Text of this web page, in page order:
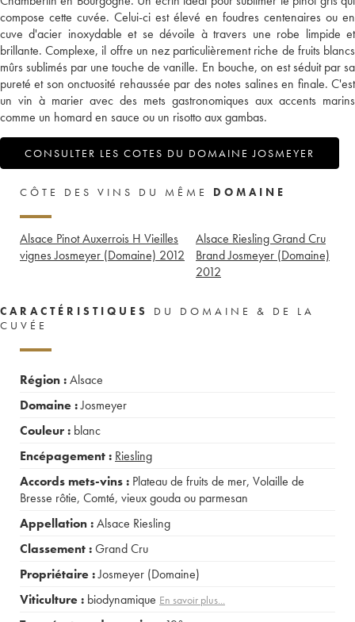
compose cette cuvée. Celui-ci est élevé en foudres centenaires ou en
cuve d'acier inoxydable et se dévoile à travers une robe limpide et
brillante. Complexe, il offre un nez particulièrement riche de fruits blancs
mûrs sublimés par une touche de vanille. En bouche, on est séduit par sa
pureté et son onctuosité rehaussée par des notes salines en finale. C'est
un vin à marier avec des mets gastronomiques aux accents marins
comme un homard en sauce ou un risotto aux gambas.
CONSULTER LES COTES DU DOMAINE JOSMEYER
CÔTE DES VINS DU MÊME DOMAINE
Alsace Pinot Auxerrois H Vieilles
vignes Josmeyer (Domaine) 2012
Alsace Riesling Grand Cru
Brand Josmeyer (Domaine)
2012
CARACTÉRISTIQUES
DU DOMAINE & DE LA
CUVÉE
Région :Alsace
Domaine :Josmeyer
Couleur : blanc
Encépagement : Riesling
Accords mets-vins : Plateau de fruits de mer, Volaille de
Bresse rôtie, Comté, vieux gouda ou parmesan
Appellation :Alsace Riesling
Classement :Grand Cru
Propriétaire :Josmeyer (Domaine)
Viticulture : biodynamique En savoir plus...